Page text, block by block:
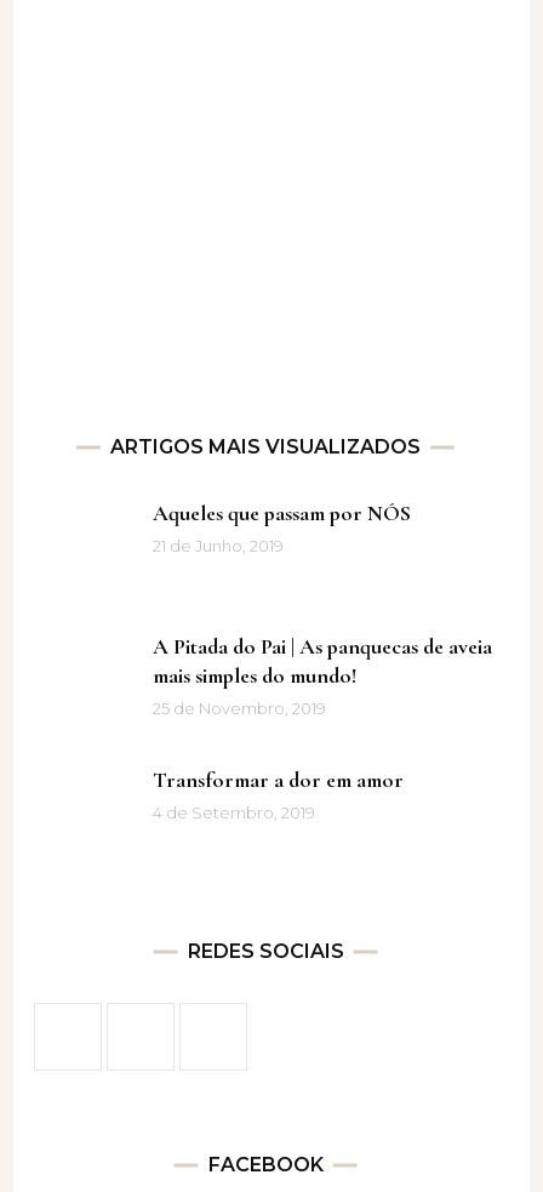
ARTIGOS MAIS VISUALIZADOS
Aqueles que passam por NÓS
21 de Junho, 2019
A Pitada do Pai | As panquecas de aveia
mais simples do mundo!
25 de Novembro, 2019
Transformar a dor em amor
4 de Setembro, 2019
REDES SOCIAIS
FACEBOOK